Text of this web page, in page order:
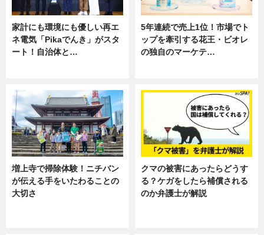
家計にも環境にも優しい再エ
ネ電気「Pikaでんき」がスタ
ート！自治体と…
5年連続で売上1位！市場でト
ップを牽引する花王・ビオレ
の独自のマーケテ…
増上寺で掃除体験！ニチバン
が伝える手をいたわることの
大切さ
クマの被害にあったらどうす
る？ケガをしたら補償される
のか弁護士が解説